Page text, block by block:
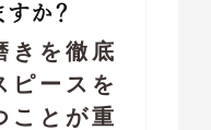
すか？
きを徹底
ピースを
ことが重